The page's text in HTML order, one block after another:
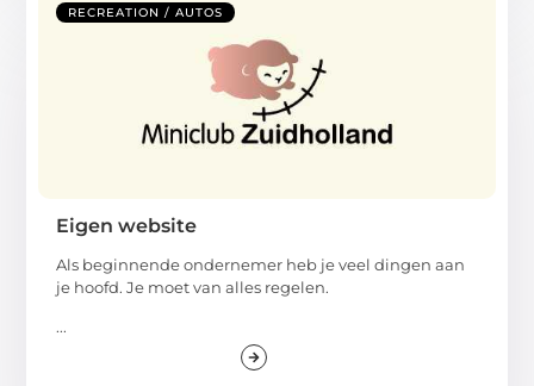
RECREATION / AUTOS
Eigen website
Als beginnende ondernemer heb je veel dingen aan
je hoofd. Je moet van alles regelen.
...